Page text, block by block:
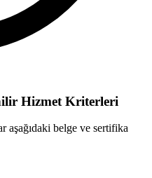
Hizmet Kriterleri
belge ve sertifika